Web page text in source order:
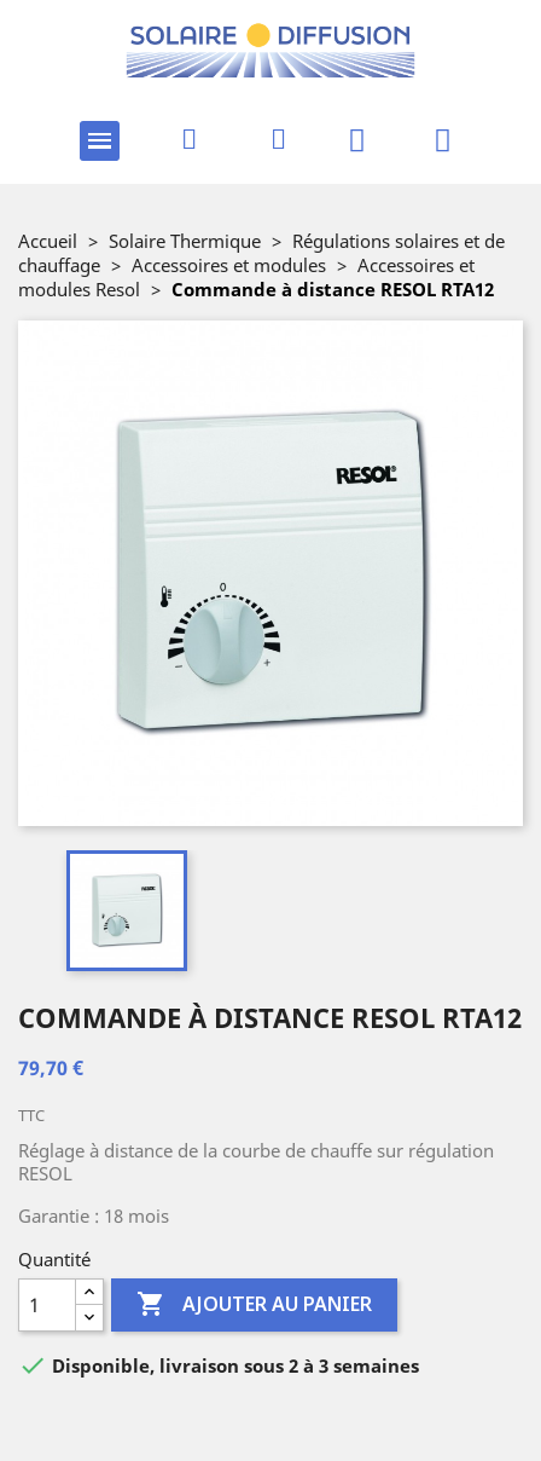
Accueil > Solaire Thermique > Régulations solaires et de
chauffage > Accessoires et modules > Accessoires et
modules Resol > Commande à distance RESOL RTA12
COMMANDE À DISTANCE RESOL RTA12
79,70 €
TTC
Réglage à distance de la courbe de chauffe sur régulation
RESOL
Garantie : 18 mois
Quantité
 AJOUTER AU PANIER
 Disponible, livraison sous 2 à 3 semaines